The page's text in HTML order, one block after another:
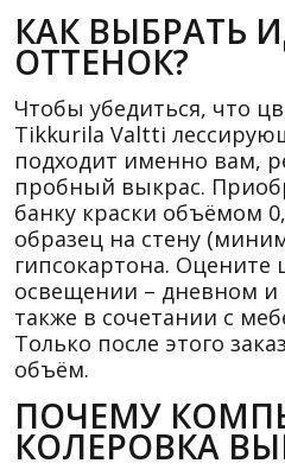
КАК ВЫБРАТЬ
ОТТЕНОК?
Чтобы убедиться, что
Tikkurila Valtti
подходит именно вам,
пробный выкрас.
банку краски объёмом
образец на стену
гипсокартона. Оцените
освещении – дневном и
также в сочетании с
Только после этого
объём.
ПОЧЕМУ
КОЛЕРОВКА